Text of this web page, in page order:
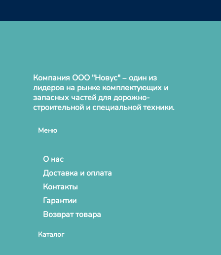
Компания ООО "Новус" – один из
лидеров на рынке комплектующих и
запасных частей для дорожно-
строительной и специальной техники.
Меню
О нас
Доставка и оплата
Контакты
Гарантии
Возврат товара
Каталог